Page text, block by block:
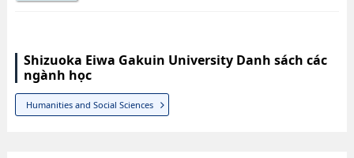
Shizuoka Eiwa Gakuin University Danh sách các
ngành học
Humanities and Social Sciences